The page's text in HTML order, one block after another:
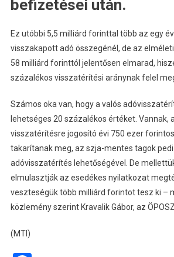
befizetései után.
Ez utóbbi 5,5 milliárd forinttal több az egy
visszakapott adó összegénél, de az
58 milliárd forinttól jelentősen elmarad,
százalékos visszatérítési aránynak felel
Számos oka van, hogy a valós
lehetséges 20 százalékos értéket. Vannak,
visszatérítésre jogosító évi 750 ezer
takarítanak meg, az szja-mentes tagok
adóvisszatérítés lehetőségével. De
elmulasztják az esedékes nyilatkozat
veszteségük több milliárd forintot tesz ki –
közlemény szerint Kravalik Gábor, az
(MTI)